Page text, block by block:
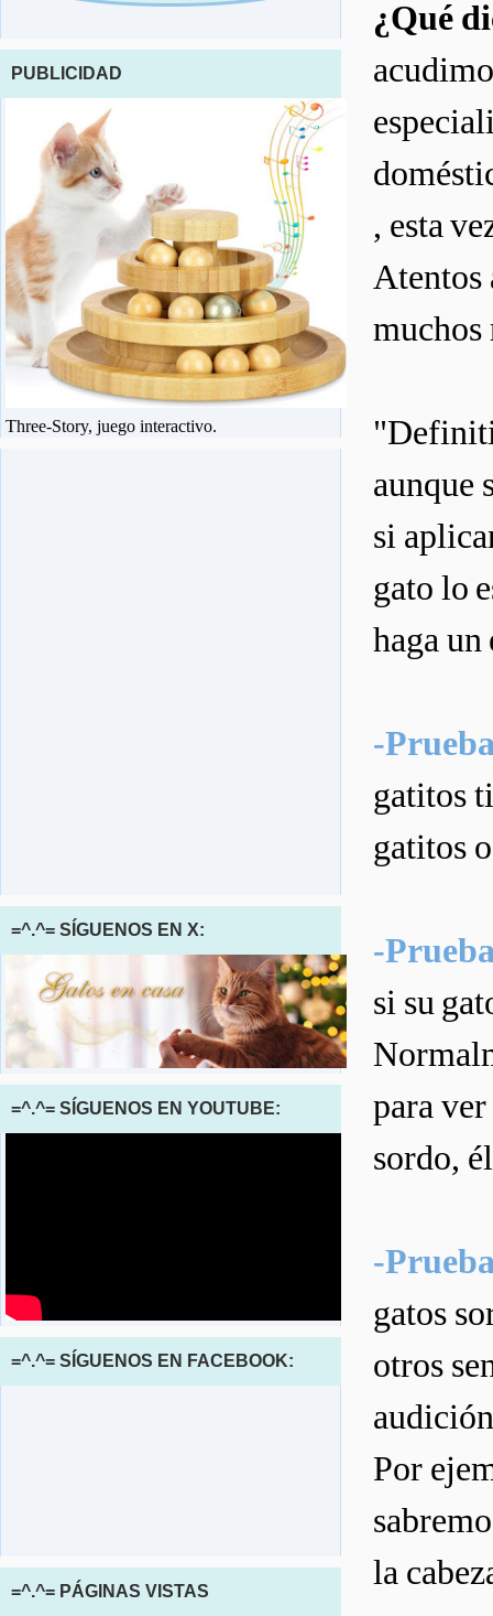
¿Qué
, esta
Atentos
muchos
aunque
si
gato lo
haga
-
gatitos
gatitos
-
si su
para
sordo,
-
gatos
otros
Por
la
PUBLICIDAD
Three-Story, juego interactivo.
=^.^= SÍGUENOS EN X:
=^.^= SÍGUENOS EN YOUTUBE:
=^.^= SÍGUENOS EN FACEBOOK:
=^.^= PÁGINAS VISTAS